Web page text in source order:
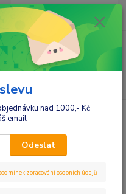
ks
za 0,00 Kč
pánská pyžama
pyžama
nad 1000,- Kč
email
Odeslat
zpracování osobních údajů.